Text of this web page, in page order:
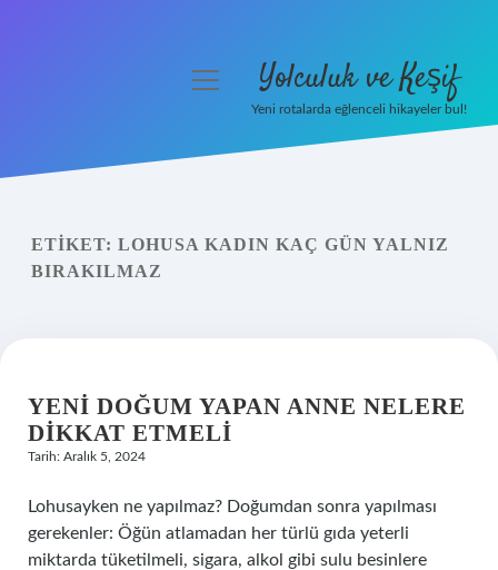
Yasal Uyarı
menüyü Yolculuk ve Keşif
Yeni rotalarda eğlenceli hikayeler bul!
ETIKET: LOHUSA KADIN KAÇ GÜN YALNIZ
BIRAKILMAZ
YENI DOĞUM YAPAN ANNE NELERE
DIKKAT ETMELI
Tarih: Aralık 5, 2024
Lohusayken ne yapılmaz? Doğumdan sonra yapılması
gerekenler: Öğün atlamadan her türlü gıda yeterli
miktarda tüketilmeli, sigara, alkol gibi sulu besinlere